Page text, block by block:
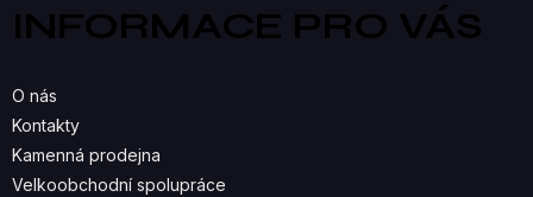
INFORMACE PRO VÁS
O nás
Kontakty
Kamenná prodejna
Velkoobchodní spolupráce